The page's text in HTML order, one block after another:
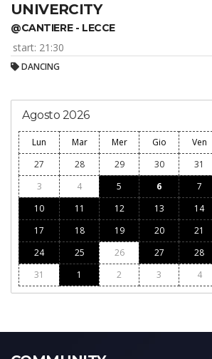
UNIVERCITY
@CANTIERE - LECCE
start: 21:30
DANCING
Agosto 2026
Lun Mar Mer Gio Ven
27
28 29 30 31
3
4 5 6 7
10
11 12 13 14
17
18 19 20 21
24
25 26 27 28
31
1 2 3 4